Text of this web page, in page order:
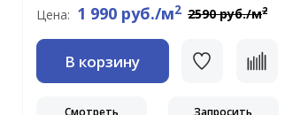
Цена: 1 990 руб./м2 2590 руб./м2
В корзину